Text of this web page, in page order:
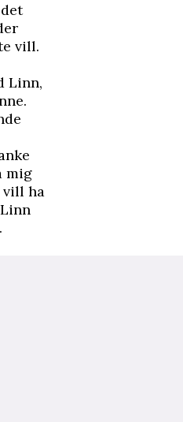
vill.
Linn,
mig
vill ha